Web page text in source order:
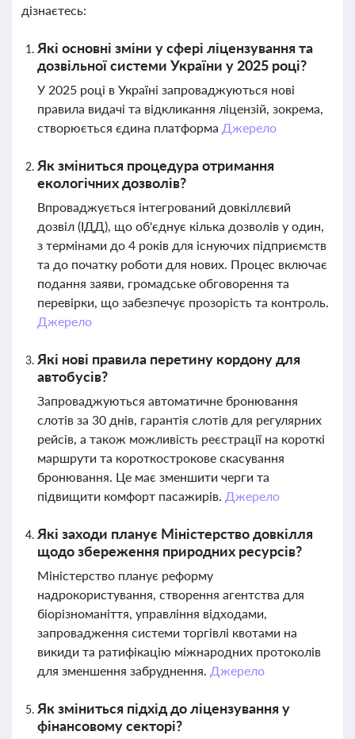
дізнаєтесь:
Які основні зміни у сфері ліцензування та
дозвільної системи України у 2025 році?
У 2025 році в Україні запроваджуються нові
правила видачі та відкликання ліцензій, зокрема,
створюється єдина платформа Джерело
Як зміниться процедура отримання
екологічних дозволів?
Впроваджується інтегрований довкіллєвий
дозвіл (ІДД), що об'єднує кілька дозволів у один,
з термінами до 4 років для існуючих підприємств
та до початку роботи для нових. Процес включає
подання заяви, громадське обговорення та
перевірки, що забезпечує прозорість та контроль.
Джерело
Які нові правила перетину кордону для
автобусів?
Запроваджуються автоматичне бронювання
слотів за 30 днів, гарантія слотів для регулярних
рейсів, а також можливість реєстрації на короткі
маршрути та короткострокове скасування
бронювання. Це має зменшити черги та
підвищити комфорт пасажирів. Джерело
Які заходи планує Міністерство довкілля
щодо збереження природних ресурсів?
Міністерство планує реформу
надрокористування, створення агентства для
біорізноманіття, управління відходами,
запровадження системи торгівлі квотами на
викиди та ратифікацію міжнародних протоколів
для зменшення забруднення. Джерело
Як зміниться підхід до ліцензування у
фінансовому секторі?